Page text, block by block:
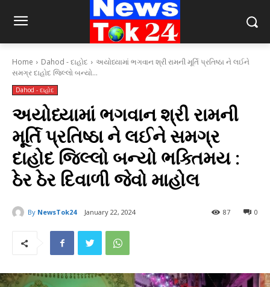
Home Dahod - દાહોદ
અયોધ્યામાં ભગવાન શ્રી રામની મૂર્તિ પ્રતિષ્ઠા ને લઈને
સમગ્ર દાહોદ જિલ્લો બન્યો...
Dahod - દાહોદ
અયોધ્યામાં ભગવાન શ્રી રામની
મૂર્તિ પ્રતિષ્ઠા ને લઈને સમગ્ર
દાહોદ જિલ્લો બન્યો ભક્તિમય :
ઠેર ઠેર દિવાળી જેવો માહોલ
By NewsTok24 January 22, 2024 0
87